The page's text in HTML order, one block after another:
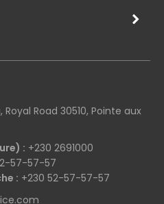
Road 30510, Pointe aux
: +230 2691000
57-57-57
: +230 52-57-57-57